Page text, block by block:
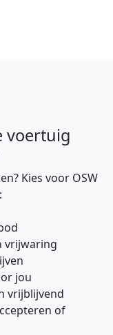
voertuig
Kies voor OSW
vrijwaring
jou
vrijblijvend
of